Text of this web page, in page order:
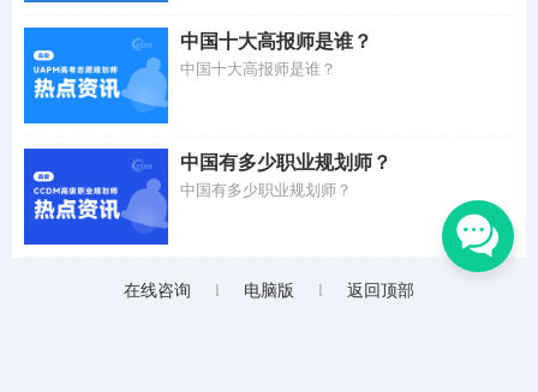
中国十大高报师是谁？
中国十大高报师是谁？
中国有多少职业规划师？
中国有多少职业规划师？
在线咨询 电脑版 返回顶部